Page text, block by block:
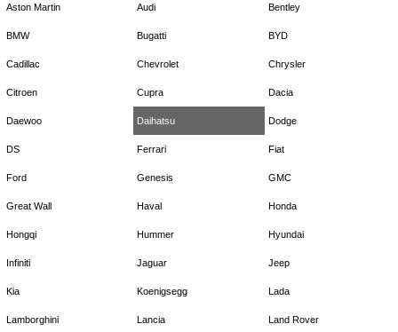
Aston Martin Audi Bentley
BMW Bugatti BYD
Cadillac Chevrolet Chrysler
Citroen Cupra Dacia
Daewoo Daihatsu Dodge
DS Ferrari Fiat
Ford Genesis GMC
Great Wall Haval Honda
Hongqi Hummer Hyundai
Infiniti Jaguar Jeep
Kia Koenigsegg Lada
Lamborghini Lancia Land Rover